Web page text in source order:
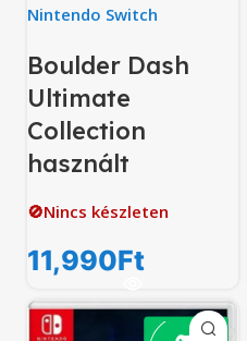
Nintendo Switch
Boulder Dash
Ultimate
Collection
használt
🚫Nincs készleten
11,990Ft